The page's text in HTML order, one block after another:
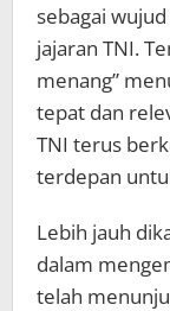
sebagai
jajaran TNI.
menang”
tepat dan
TNI terus
terdepan
Lebih jauh
dalam
telah